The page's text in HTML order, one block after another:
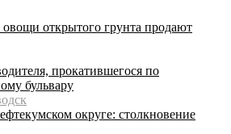
открытого грунта продают
прокатившегося по
бульвару
округе: столкновение